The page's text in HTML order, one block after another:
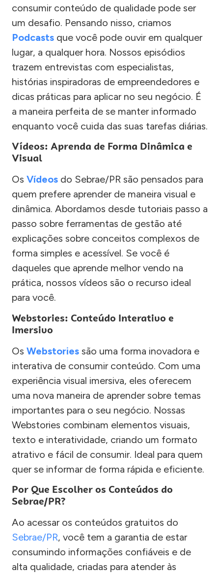
consumir conteúdo de qualidade pode ser
um desafio. Pensando nisso, criamos
Podcasts que você pode ouvir em qualquer
lugar, a qualquer hora. Nossos episódios
trazem entrevistas com especialistas,
histórias inspiradoras de empreendedores e
dicas práticas para aplicar no seu negócio. É
a maneira perfeita de se manter informado
enquanto você cuida das suas tarefas diárias.
Vídeos: Aprenda de Forma Dinâmica e
Visual
Os Vídeos do Sebrae/PR são pensados para
quem prefere aprender de maneira visual e
dinâmica. Abordamos desde tutoriais passo a
passo sobre ferramentas de gestão até
explicações sobre conceitos complexos de
forma simples e acessível. Se você é
daqueles que aprende melhor vendo na
prática, nossos vídeos são o recurso ideal
para você.
Webstories: Conteúdo Interativo e
Imersivo
Os Webstories são uma forma inovadora e
interativa de consumir conteúdo. Com uma
experiência visual imersiva, eles oferecem
uma nova maneira de aprender sobre temas
importantes para o seu negócio. Nossas
Webstories combinam elementos visuais,
texto e interatividade, criando um formato
atrativo e fácil de consumir. Ideal para quem
quer se informar de forma rápida e eficiente.
Por Que Escolher os Conteúdos do
Sebrae/PR?
Ao acessar os conteúdos gratuitos do
Sebrae/PR, você tem a garantia de estar
consumindo informações confiáveis e de
alta qualidade, criadas para atender às